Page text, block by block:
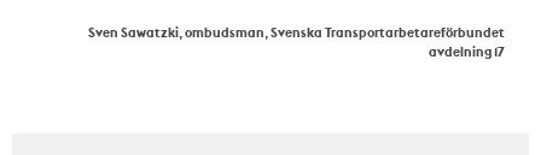
Sven Sawatzki, ombudsman, Svenska Transportarbetareförbundet
avdelning 17